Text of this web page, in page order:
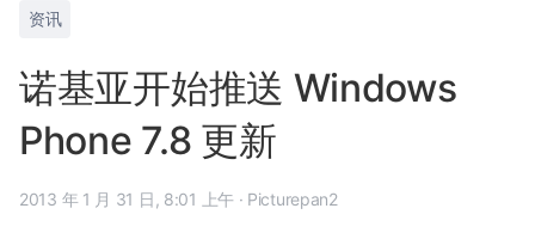
资讯
诺基亚开始推送 Windows
Phone 7.8 更新
2013 年 1 月 31 日, 8:01 上午 · Picturepan2